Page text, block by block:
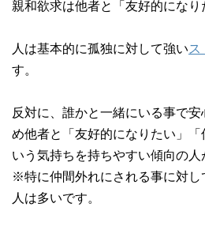
親和欲求は他者と「友好的になり
人は基本的に孤独に対して強いス
す。
反対に、誰かと一緒にいる事で
め他者と「友好的になりたい」
いう気持ちを持ちやすい傾向の人
※特に仲間外れにされる事に対し
人は多いです。